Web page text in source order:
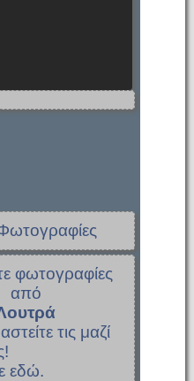
φωτογραφίες
από
τις μαζί
εδώ.